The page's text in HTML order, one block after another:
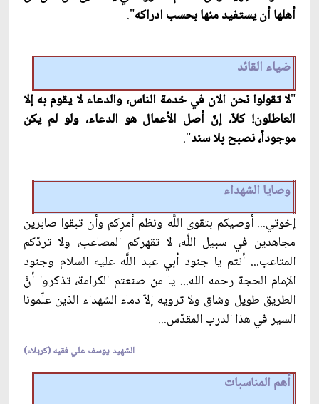
أهلها أن يستفيد منها بحسب ادراكه".
ضياء القائد
"لا تقولوا نحن الان في خدمة الناس، والدعاء لا يقوم به إلا
العاطلون! كلاّ، إنّ أصل الأعمال هو الدعاء، ولو لم يكن
موجوداً، نصبح بلا سند".
وصايا الشهداء
إخوتي... أوصيكم بتقوى اللَّه ونظم أمرِكم وأن تبقوا صابرين
مجاهدين في سبيل اللَّه، لا تقهركم المصاعب، ولا تردّكم
المتاعب... أنتم يا جنود أبي عبد اللَّه عليه السلام وجنود
الإمام الحجة رحمه الله... يا من صنعتم الكرامة، تذكروا أنّ‏َ
الطريق طويل وشاق ولا ترويه إلاّ دماء الشهداء الذين علّمونا
السير في هذا الدرب المقدّس...
الشهيد يوسف علي فقيه (كربلاء)
أهم المناسبات